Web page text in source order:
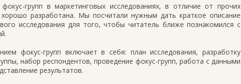
групп в маркетинговых исследованиях, в отличие от прочих
разработана. Мы посчитали нужным дать краткое описание
исследования для того, чтобы читатель ближе познакомился с
фокус-групп включает в себя: план исследования, разработку
набор респондентов, проведение фокус-групп, работа с данными
результатов.